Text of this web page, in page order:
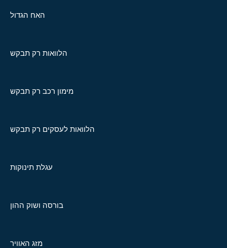
האח הגדול
הלוואות רק תבקש
מימון רכב רק תבקש
הלוואות לעסקים רק תבקש
עגלת תינוקות
בורסה ושוק ההון
מזג האוויר